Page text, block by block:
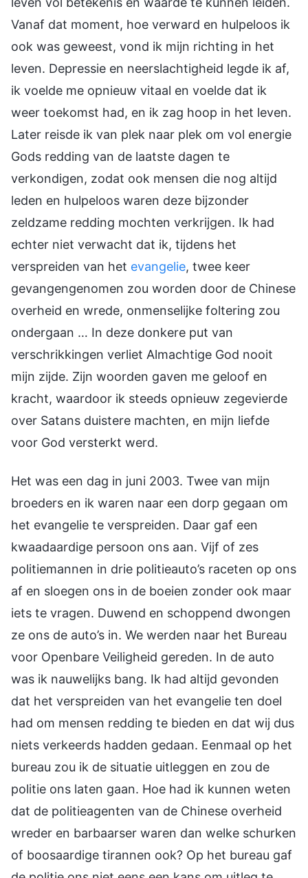
Vanaf dat moment, hoe verward en hulpeloos ik
ook was geweest, vond ik mijn richting in het
leven. Depressie en neerslachtigheid legde ik af,
ik voelde me opnieuw vitaal en voelde dat ik
weer toekomst had, en ik zag hoop in het leven.
Later reisde ik van plek naar plek om vol energie
Gods redding van de laatste dagen te
verkondigen, zodat ook mensen die nog altijd
leden en hulpeloos waren deze bijzonder
zeldzame redding mochten verkrijgen. Ik had
echter niet verwacht dat ik, tijdens het
verspreiden van het evangelie, twee keer
gevangengenomen zou worden door de Chinese
overheid en wrede, onmenselijke foltering zou
ondergaan … In deze donkere put van
verschrikkingen verliet Almachtige God nooit
mijn zijde. Zijn woorden gaven me geloof en
kracht, waardoor ik steeds opnieuw zegevierde
over Satans duistere machten, en mijn liefde
voor God versterkt werd.
Het was een dag in juni 2003. Twee van mijn
broeders en ik waren naar een dorp gegaan om
het evangelie te verspreiden. Daar gaf een
kwaadaardige persoon ons aan. Vijf of zes
politiemannen in drie politieauto’s raceten op ons
af en sloegen ons in de boeien zonder ook maar
iets te vragen. Duwend en schoppend dwongen
ze ons de auto’s in. We werden naar het Bureau
voor Openbare Veiligheid gereden. In de auto
was ik nauwelijks bang. Ik had altijd gevonden
dat het verspreiden van het evangelie ten doel
had om mensen redding te bieden en dat wij dus
niets verkeerds hadden gedaan. Eenmaal op het
bureau zou ik de situatie uitleggen en zou de
politie ons laten gaan. Hoe had ik kunnen weten
dat de politieagenten van de Chinese overheid
wreder en barbaarser waren dan welke schurken
of boosaardige tirannen ook? Op het bureau gaf